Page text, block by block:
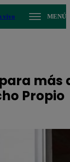
vivo MENÚ
más
Propio